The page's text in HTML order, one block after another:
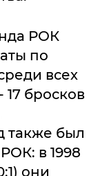
РОК
по
всех
бросков
также был
в 1998
они